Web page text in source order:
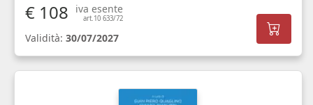
€ 108 iva esente
art.10 633/72
Validità: 30/07/2027